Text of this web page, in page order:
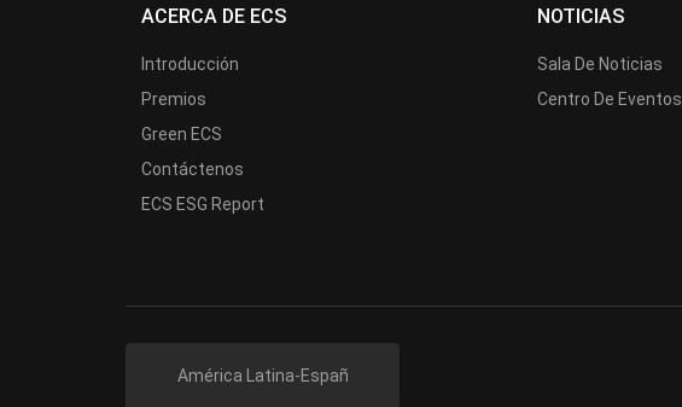
ACERCA DE ECS
Introducción
Premios
Green ECS
Contáctenos
ECS ESG Report
NOTICIAS
Sala De Noticias
Centro De Eventos
América Latina-Españ